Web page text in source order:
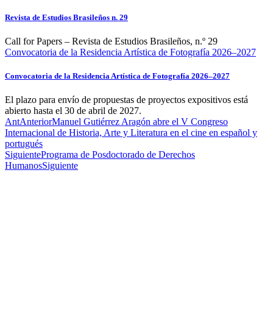
Revista de Estudios Brasileños n. 29
Call for Papers – Revista de Estudios Brasileños, n.º 29
Convocatoria de la Residencia Artística de Fotografía 2026–2027
Convocatoria de la Residencia Artística de Fotografía 2026–2027
El plazo para envío de propuestas de proyectos expositivos está
abierto hasta el 30 de abril de 2027.
AntAnteriorManuel Gutiérrez Aragón abre el V Congreso
Internacional de Historia, Arte y Literatura en el cine en español y
portugués
SiguientePrograma de Posdoctorado de Derechos
HumanosSiguiente